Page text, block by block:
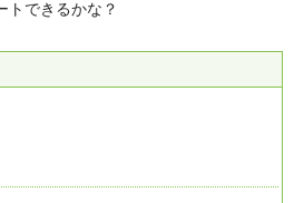
トできるかな？